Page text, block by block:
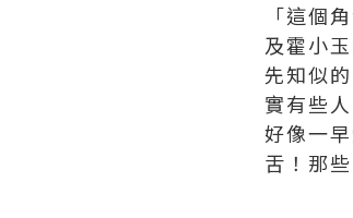
「這個
及霍小
先知似
實有些
好像一
舌！那